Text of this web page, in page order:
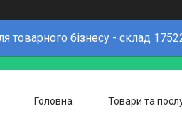
товарного бізнесу - склад
Головна Товари та